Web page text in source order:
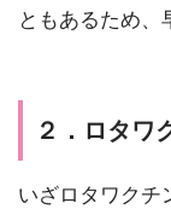
ともあるため、
２．ロタワ
いざロタワクチ